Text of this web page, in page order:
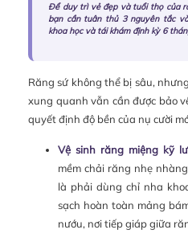
Để duy trì vẻ đẹp và tuổi thọ của
bạn cần tuân thủ 3 nguyên tắc
khoa học và tái khám định kỳ 6
Răng sứ không thể bị sâu,
xung quanh vẫn cần được bảo
quyết định độ bền của nụ cười
Vệ sinh răng miệng kỹ
mềm chải răng nhẹ
là phải dùng chỉ nha
sạch hoàn toàn mảng
nướu, nơi tiếp giáp giữa